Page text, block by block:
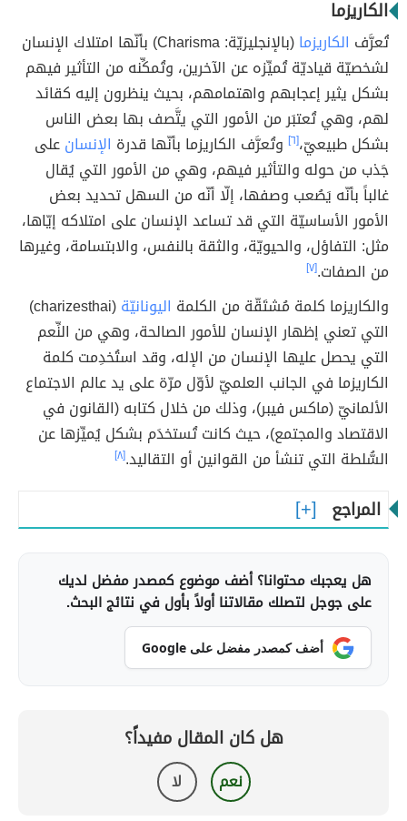
الكاريزما
تُعرَّف الكاريزما
(بالإنجليزيّة: Charisma) بأنّها امتلاك الإنسان
لشخصيّة قياديّة تُميِّزه عن الآخرين، وتُمكِّنه من التأثير فيهم
بشكل يثير إعجابهم واهتمامهم، بحيث ينظرون إليه كقائد
لهم، وهي تُعتبَر من الأمور التي يتَّصف بها بعض الناس
بشكل طبيعيّ،[٦] وتُعرَّف الكاريزما بأنّها قدرة الإنسانعلى
جَذب من حوله والتأثير فيهم، وهي من الأمور التي يُقال
غالباً بأنّه يَصُعب وصفها، إلّا أنّه من السهل تحديد بعض
الأمور الأساسيّة التي قد تساعد الإنسان على امتلاكه إيّاها،
مثل: التفاؤل، والحيويّة، والثقة بالنفس، والابتسامة، وغيرها
من الصفات.[٧]
والكاريزما كلمة مُشتَقّة من الكلمة اليونانيّة
(charizesthai)
التي تعني إظهار الإنسان للأمور الصالحة، وهي من النِّعم
التي يحصل عليها الإنسان من الإله، وقد استُخدِمت كلمة
الكاريزما في الجانب العلميّ لأوّل مرّة على يد عالم الاجتماع
الألمانيّ (ماكس فيبر)، وذلك من خلال كتابه (القانون في
الاقتصاد والمجتمع)، حيث كانت تُستخدَم بشكل يُميِّزها عن
السُّلطة التي تنشأ من القوانين أو التقاليد.[٨]
المراجع
هل يعجبك محتوانا؟ أضف موضوع كمصدر مفضل لديك
على جوجل لتصلك مقالاتنا أولاً بأول في نتائج البحث.
أضف كمصدر مفضل على Google
هل كان المقال مفيداً؟
نعم لا